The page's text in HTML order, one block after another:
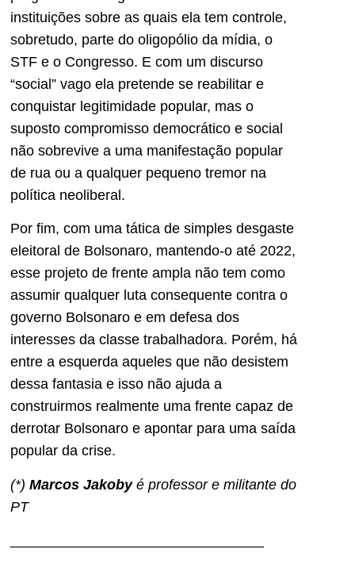
instituições sobre as quais ela tem controle,
sobretudo, parte do oligopólio da mídia, o
STF e o Congresso. E com um discurso
“social” vago ela pretende se reabilitar e
conquistar legitimidade popular, mas o
suposto compromisso democrático e social
não sobrevive a uma manifestação popular
de rua ou a qualquer pequeno tremor na
política neoliberal.
Por fim, com uma tática de simples desgaste
eleitoral de Bolsonaro, mantendo-o até 2022,
esse projeto de frente ampla não tem como
assumir qualquer luta consequente contra o
governo Bolsonaro e em defesa dos
interesses da classe trabalhadora. Porém, há
entre a esquerda aqueles que não desistem
dessa fantasia e isso não ajuda a
construirmos realmente uma frente capaz de
derrotar Bolsonaro e apontar para uma saída
popular da crise.
(*) Marcos Jakobyé professor e militante do
PT